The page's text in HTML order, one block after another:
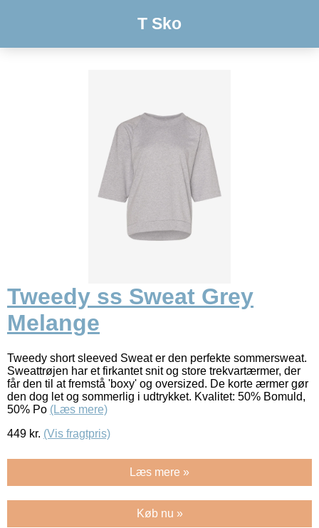
T Sko
Tweedy ss Sweat Grey
Melange
Tweedy short sleeved Sweat er den perfekte sommersweat.
Sweattrøjen har et firkantet snit og store trekvartærmer, der
får den til at fremstå 'boxy' og oversized. De korte ærmer gør
den dog let og sommerlig i udtrykket. Kvalitet: 50% Bomuld,
50% Po (Læs mere)
449 kr. (Vis fragtpris)
Læs mere »
Køb nu »